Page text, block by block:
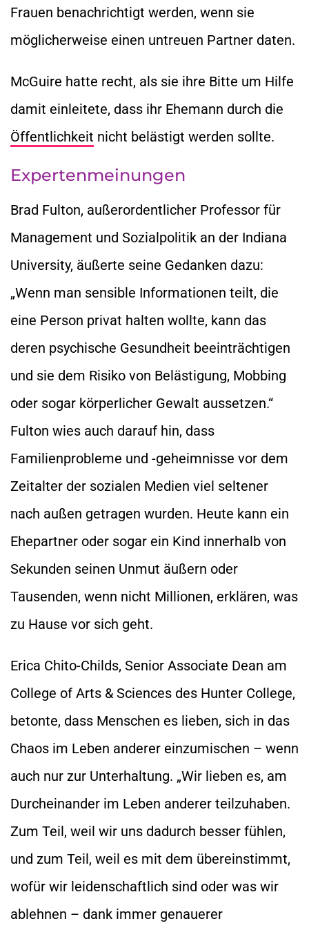
Frauen benachrichtigt werden, wenn sie
möglicherweise einen untreuen Partner daten.
McGuire hatte recht, als sie ihre Bitte um Hilfe
damit einleitete, dass ihr Ehemann durch die
Öffentlichkeit nicht belästigt werden sollte.
Expertenmeinungen
Brad Fulton, außerordentlicher Professor für
Management und Sozialpolitik an der Indiana
University, äußerte seine Gedanken dazu:
„Wenn man sensible Informationen teilt, die
eine Person privat halten wollte, kann das
deren psychische Gesundheit beeinträchtigen
und sie dem Risiko von Belästigung, Mobbing
oder sogar körperlicher Gewalt aussetzen.“
Fulton wies auch darauf hin, dass
Familienprobleme und -geheimnisse vor dem
Zeitalter der sozialen Medien viel seltener
nach außen getragen wurden. Heute kann ein
Ehepartner oder sogar ein Kind innerhalb von
Sekunden seinen Unmut äußern oder
Tausenden, wenn nicht Millionen, erklären, was
zu Hause vor sich geht.
Erica Chito-Childs, Senior Associate Dean am
College of Arts & Sciences des Hunter College,
betonte, dass Menschen es lieben, sich in das
Chaos im Leben anderer einzumischen – wenn
auch nur zur Unterhaltung. „Wir lieben es, am
Durcheinander im Leben anderer teilzuhaben.
Zum Teil, weil wir uns dadurch besser fühlen,
und zum Teil, weil es mit dem übereinstimmt,
wofür wir leidenschaftlich sind oder was wir
ablehnen – dank immer genauerer